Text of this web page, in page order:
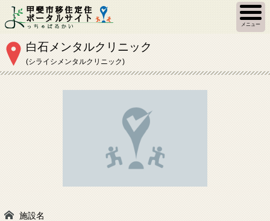
メニュー
白石メンタルクリニック
(シライシメンタルクリニック)
施設名